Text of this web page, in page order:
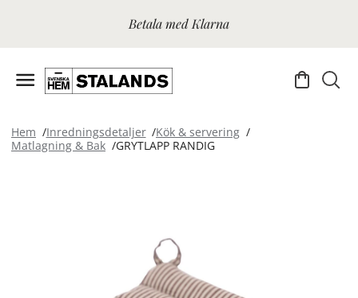
Betala med Klarna
Hem Inredningsdetaljer
Kök & servering
Matlagning & Bak
GRYTLAPP RANDIG